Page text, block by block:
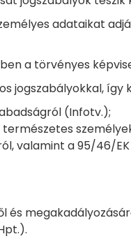
adataikat
a törvényes
jogszabályokkal, így
(Infotv.);
természetes
valamint a 95/46/
és